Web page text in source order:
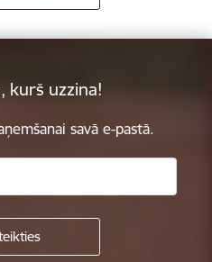
kurš uzzina!
savā e-pastā.